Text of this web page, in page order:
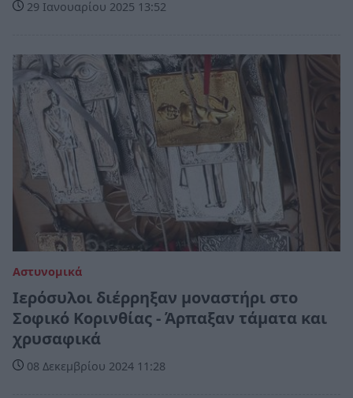
29 Ιανουαρίου 2025 13:52
Αστυνομικά
Ιερόσυλοι διέρρηξαν μοναστήρι στο
Σοφικό Κορινθίας - Άρπαξαν τάματα και
χρυσαφικά
08 Δεκεμβρίου 2024 11:28